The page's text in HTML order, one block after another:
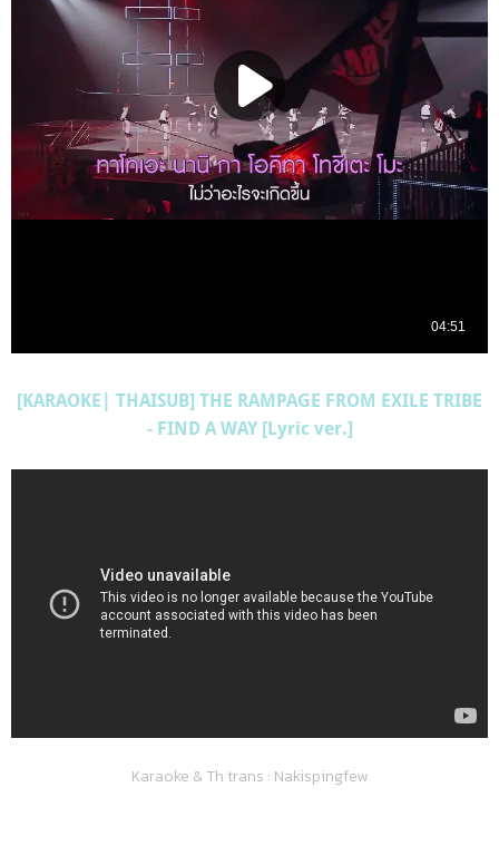
[KARAOKE| THAISUB] THE RAMPAGE FROM EXILE TRIBE
- FIND A WAY [Lyric ver.]
Karaoke & Th trans : Nakispingfew